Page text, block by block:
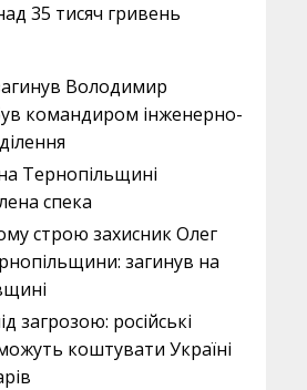
35 тисяч гривень
Володимир
командиром інженерно-
Тернопільщині
спека
строю захисник Олег
загинув на
загрозою: російські
коштувати Україні